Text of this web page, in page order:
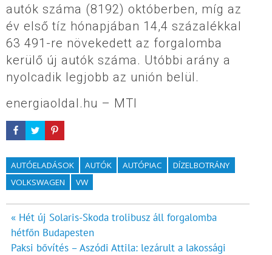
autók száma (8192) októberben, míg az
év első tíz hónapjában 14,4 százalékkal
63 491-re növekedett az forgalomba
kerülő új autók száma. Utóbbi arány a
nyolcadik legjobb az unión belül.
energiaoldal.hu – MTI
AUTÓELADÁSOK AUTÓK AUTÓPIAC
DÍZELBOTRÁNY
VOLKSWAGEN
VW
Bejegyzés
navigáció
« Hét új Solaris-Skoda trolibusz áll forgalomba
hétfőn Budapesten
Paksi bővítés – Aszódi Attila: lezárult a lakossági